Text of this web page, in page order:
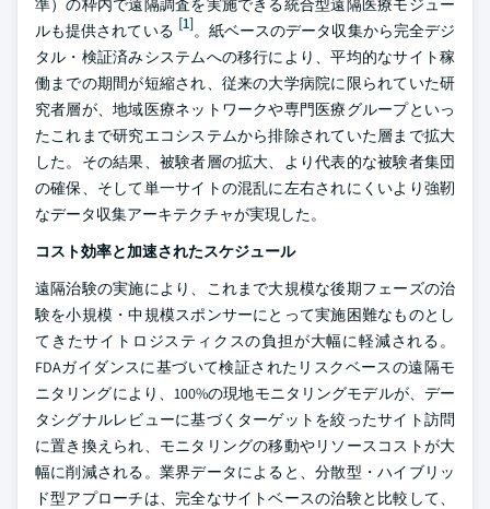
準）の枠内で遠隔調査を実施できる統合型遠隔医療モジュー
ルも提供されている [1]。紙ベースのデータ収集から完全デジ
タル・検証済みシステムへの移行により、平均的なサイト稼
働までの期間が短縮され、従来の大学病院に限られていた研
究者層が、地域医療ネットワークや専門医療グループといっ
たこれまで研究エコシステムから排除されていた層まで拡大
した。その結果、被験者層の拡大、より代表的な被験者集団
の確保、そして単一サイトの混乱に左右されにくいより強靭
なデータ収集アーキテクチャが実現した。
コスト効率と加速されたスケジュール
遠隔治験の実施により、これまで大規模な後期フェーズの治
験を小規模・中規模スポンサーにとって実施困難なものとし
てきたサイトロジスティクスの負担が大幅に軽減される。
FDAガイダンスに基づいて検証されたリスクベースの遠隔モ
ニタリングにより、100%の現地モニタリングモデルが、デー
タシグナルレビューに基づくターゲットを絞ったサイト訪問
に置き換えられ、モニタリングの移動やリソースコストが大
幅に削減される。業界データによると、分散型・ハイブリッ
ド型アプローチは、完全なサイトベースの治験と比較して、